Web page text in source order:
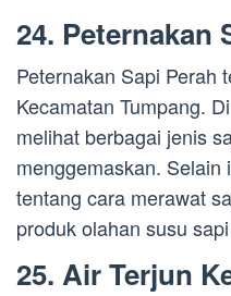
24. Peternakan
Peternakan Sapi Perah
Kecamatan Tumpang.
melihat berbagai jenis
menggemaskan.
tentang cara merawat
produk olahan susu
25. Air Terjun